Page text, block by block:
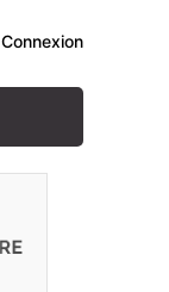
Connexion